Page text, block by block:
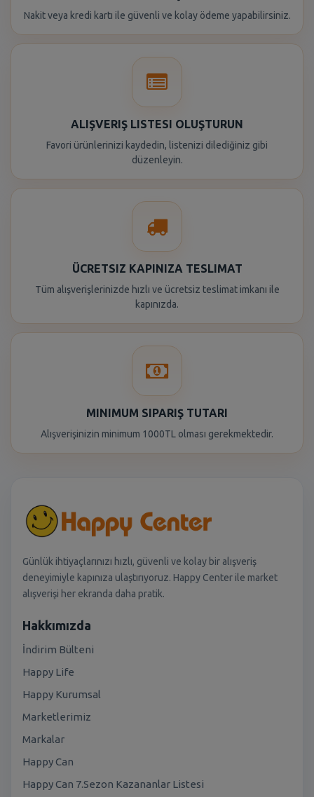
Nakit veya kredi kartı ile güvenli ve kolay ödeme yapabilirsiniz.
ALIŞVERIŞ LISTESI OLUŞTURUN
Favori ürünlerinizi kaydedin, listenizi dilediğiniz gibi
düzenleyin.
ÜCRETSIZ KAPINIZA TESLIMAT
Tüm alışverişlerinizde hızlı ve ücretsiz teslimat imkanı ile
kapınızda.
MINIMUM SIPARIŞ TUTARI
Alışverişinizin minimum 1000TL olması gerekmektedir.
Günlük ihtiyaçlarınızı hızlı, güvenli ve kolay bir alışveriş
deneyimiyle kapınıza ulaştırıyoruz. Happy Center ile market
alışverişi her ekranda daha pratik.
Hakkımızda
İndirim Bülteni
Happy Life
Happy Kurumsal
Marketlerimiz
Markalar
Happy Can
Happy Can 7.Sezon Kazananlar Listesi